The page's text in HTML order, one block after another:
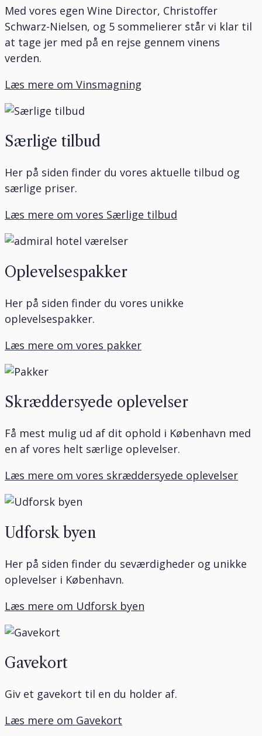
Med vores egen Wine Director, Christoffer
Schwarz-Nielsen, og 5 sommelierer står vi klar til
at tage jer med på en rejse gennem vinens
verden.
Læs mere om Vinsmagning
Særlige tilbud
Her på siden finder du vores aktuelle tilbud og
særlige priser.
Læs mere om vores Særlige tilbud
Oplevelsespakker
Her på siden finder du vores unikke
oplevelsespakker.
Læs mere om vores pakker
Skræddersyede oplevelser
Få mest mulig ud af dit ophold i København med
en af vores helt særlige oplevelser.
Læs mere om vores skræddersyede oplevelser
Udforsk byen
Her på siden finder du seværdigheder og unikke
oplevelser i København.
Læs mere om Udforsk byen
Gavekort
Giv et gavekort til en du holder af.
Læs mere om Gavekort